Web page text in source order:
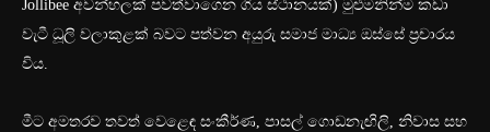
Jollibee අවන්හලක් පවත්වාගෙන ගිය ස්ථානයක්) මුළුමනින්ම කඩා
වැටී ධූලි වලාකුළක් බවට පත්වන අයුරු සමාජ මාධ්‍ය ඔස්සේ ප්‍රචාරය
විය.
මීට අමතරව තවත් වෙළෙඳ සංකීර්ණ, පාසල් ගොඩනැඟිලි, නිවාස සහ